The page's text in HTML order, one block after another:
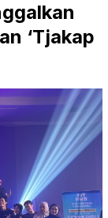
‘Tjakap